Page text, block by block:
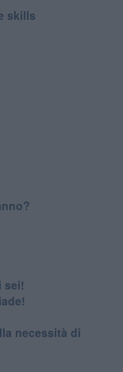
skills
sei!
necessità di